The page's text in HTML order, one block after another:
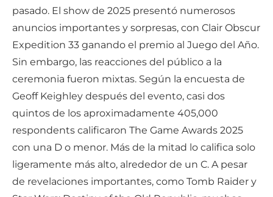
pasado. El show de 2025 presentó numerosos
anuncios importantes y sorpresas, con Clair Obscur
Expedition 33 ganando el premio al Juego del Año.
Sin embargo, las reacciones del público a la
ceremonia fueron mixtas. Según la encuesta de
Geoff Keighley después del evento, casi dos
quintos de los aproximadamente 405,000
respondents calificaron The Game Awards 2025
con una D o menor. Más de la mitad lo califica solo
ligeramente más alto, alrededor de un C. A pesar
de revelaciones importantes, como Tomb Raider y